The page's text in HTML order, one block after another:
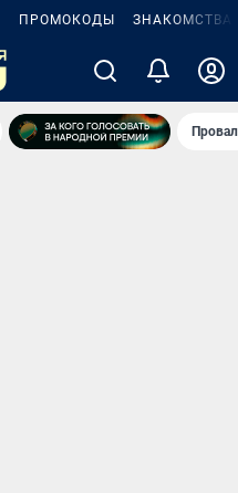
ПРОМОКОДЫ ЗНАКОМСТВА